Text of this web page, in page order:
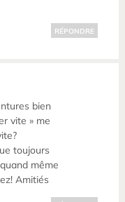
RÉPONDRE
bien
vite » me
toujours
même
Amitiés